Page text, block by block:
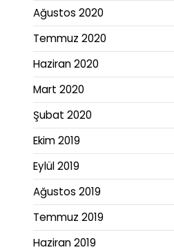
Ağustos 2020
Temmuz 2020
Haziran 2020
Mart 2020
Şubat 2020
Ekim 2019
Eylül 2019
Ağustos 2019
Temmuz 2019
Haziran 2019